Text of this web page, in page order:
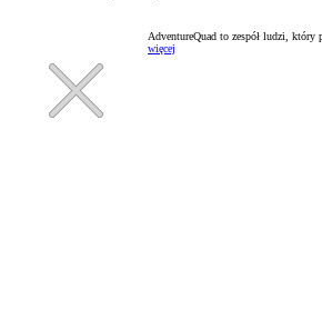
AdventureQuad to zespół ludzi, który
więcej